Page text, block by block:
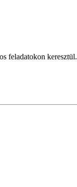
feladatokon keresztül.